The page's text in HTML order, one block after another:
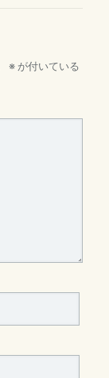
※ が付いている